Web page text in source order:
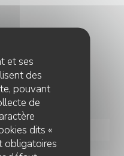
et ses
des
pouvant
de
dits «
obligatoires
contacter ?
ci-dessous !